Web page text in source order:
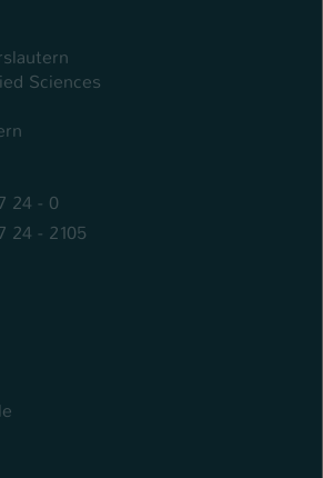
Sciences
24 - 0
24 - 2105